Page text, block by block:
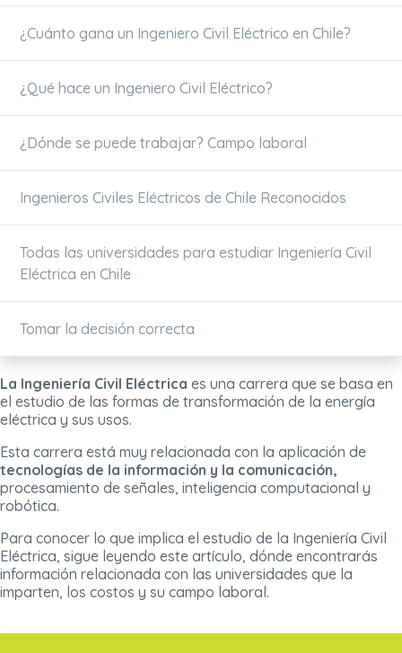
¿Cuánto gana un Ingeniero Civil Eléctrico en Chile?
¿Qué hace un Ingeniero Civil Eléctrico?
¿Dónde se puede trabajar? Campo laboral
Ingenieros Civiles Eléctricos de Chile Reconocidos
Todas las universidades para estudiar Ingeniería Civil
Eléctrica en Chile
Tomar la decisión correcta
La Ingeniería Civil Eléctrica es una carrera que se basa en
el estudio de las formas de transformación de la energía
eléctrica y sus usos.
Esta carrera está muy relacionada con la aplicación de
tecnologías de la información y la comunicación,
procesamiento de señales, inteligencia computacional y
robótica.
Para conocer lo que implica el estudio de la Ingeniería Civil
Eléctrica, sigue leyendo este artículo, dónde encontrarás
información relacionada con las universidades que la
imparten, los costos y su campo laboral.